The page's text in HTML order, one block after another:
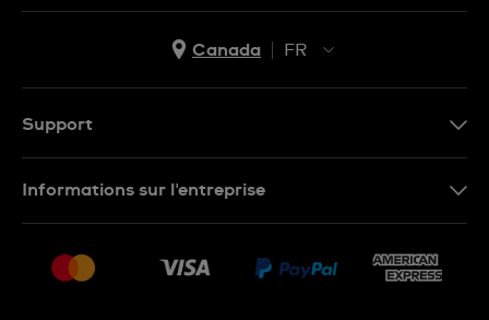
Canada
FR
Support
Conditions De Vente
Informations sur l'entreprise
Nous rejoindre